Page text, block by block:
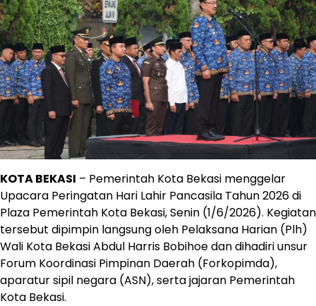
KOTA BEKASI – Pemerintah Kota Bekasi menggelar
Upacara Peringatan Hari Lahir Pancasila Tahun 2026 di
Plaza Pemerintah Kota Bekasi, Senin (1/6/2026). Kegiatan
tersebut dipimpin langsung oleh Pelaksana Harian (Plh)
Wali Kota Bekasi Abdul Harris Bobihoe dan dihadiri unsur
Forum Koordinasi Pimpinan Daerah (Forkopimda),
aparatur sipil negara (ASN), serta jajaran Pemerintah
Kota Bekasi.